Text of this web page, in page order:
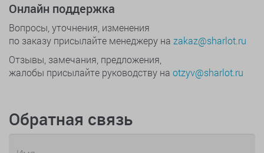
Онлайн поддержка
Вопросы, уточнения, изменения
по заказу присылайте менеджеру на zakaz@sharlot.ru
Отзывы, замечания, предложения,
жалобы присылайте руководству на otzyv@sharlot.ru
Обратная связь